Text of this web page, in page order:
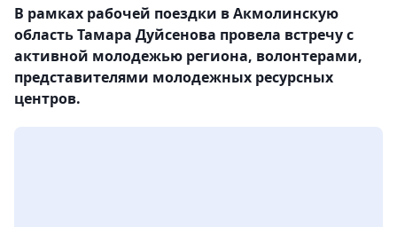
В рамках рабочей поездки в Акмолинскую
область Тамара Дуйсенова провела встречу с
активной молодежью региона, волонтерами,
представителями молодежных ресурсных
центров.